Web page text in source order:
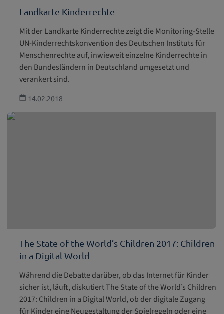
Landkarte Kinderrechte
Mit der Landkarte Kinderrechte zeigt die Monitoring-Stelle
UN-Kinderrechtskonvention des Deutschen Instituts für
Menschenrechte auf, inwieweit einzelne Kinderrechte in
den Bundesländern in Deutschland umgesetzt und
verankert sind.
14.02.2018
The State of the World’s Children 2017: Children
in a Digital World
Während die Debatte darüber, ob das Internet für Kinder
sicher ist, läuft, diskutiert The State of the World’s Children
2017: Children in a Digital World, ob der digitale Zugang
für Kinder eine Neugestaltung der Spielregeln oder eine